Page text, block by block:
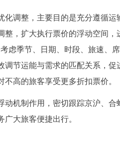
调整，主要目的是充分遵循运
，扩大执行票价的浮动空间，
虑季节、日期、时段、旅速、
节运能与需求的匹配关系，
高的旅客享受更多折扣票价。
机制作用，密切跟踪京沪、
大旅客便捷出行。